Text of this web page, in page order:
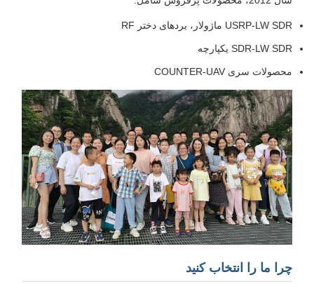
USRP-LW SDR ماژولار، بردهای دختر RF
SDR-LW SDR یکپارچه
محصولات سری COUNTER-UAV
چرا ما را انتخاب کنید